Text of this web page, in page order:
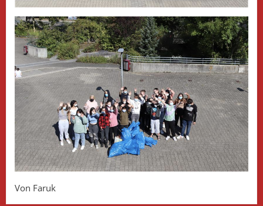
Von Faruk